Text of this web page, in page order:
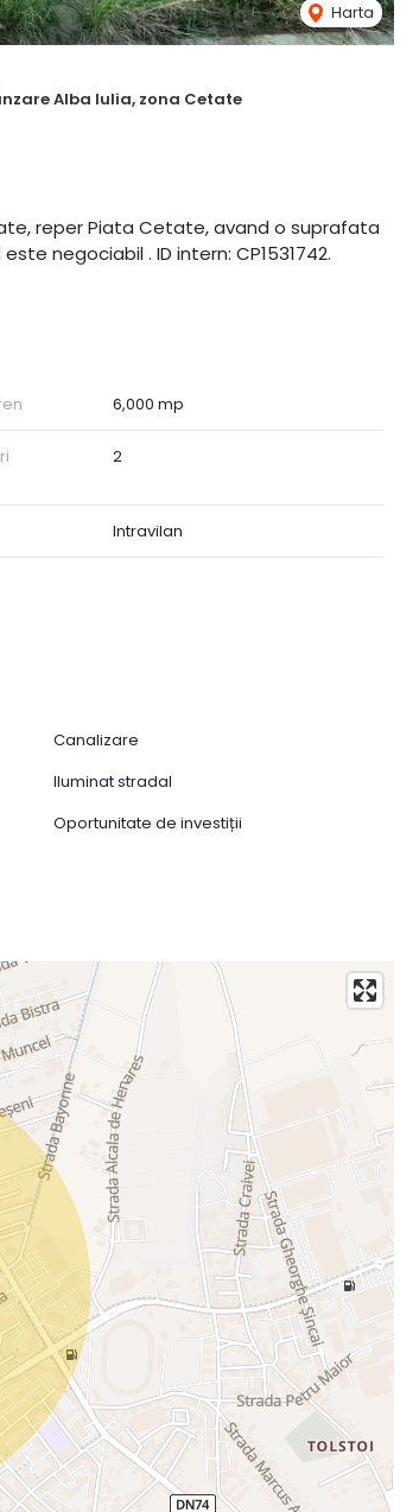
Harta
Alba Iulia, zona Cetate
reper Piata Cetate, avand o suprafata
negociabil . ID intern: CP1531742.
6,000 mp
2
Intravilan
Canalizare
Iluminat stradal
Oportunitate de investiții